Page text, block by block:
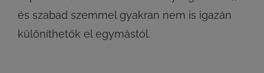
és szabad szemmel gyakran nem is igazán
különíthetők el egymástól.